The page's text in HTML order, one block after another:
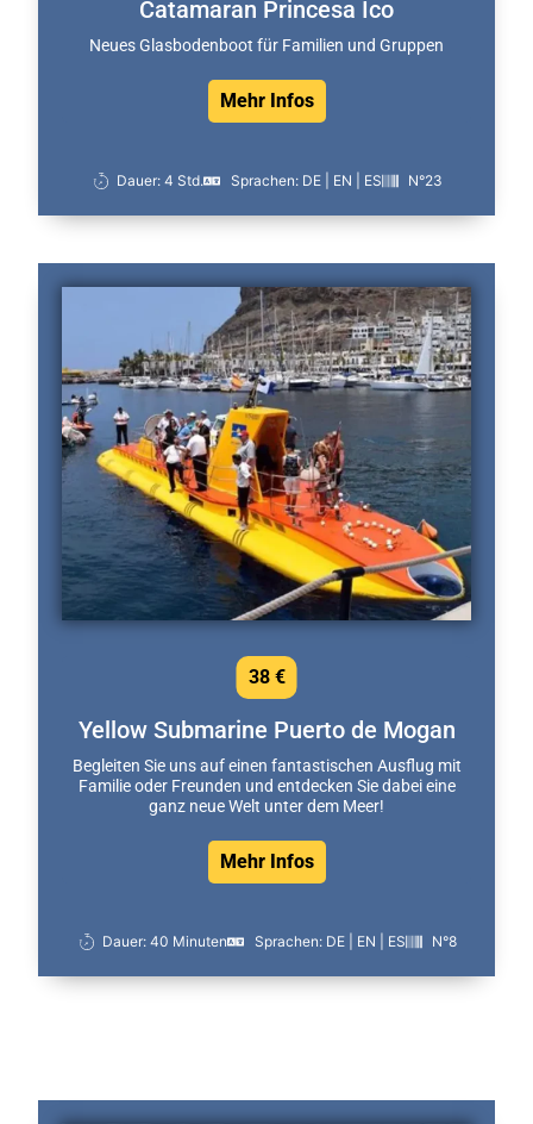
Catamaran Princesa Ico
Neues Glasbodenboot für Familien und Gruppen
Mehr Infos
Dauer: 4 Std. Sprachen: DE | EN | ES N°23
Yellow Submarine Puerto de Mogan
Begleiten Sie uns auf einen fantastischen Ausflug mit
Familie oder Freunden und entdecken Sie dabei eine
ganz neue Welt unter dem Meer!
Mehr Infos
38 €
Dauer: 40 Minuten Sprachen: DE | EN | ES N°8